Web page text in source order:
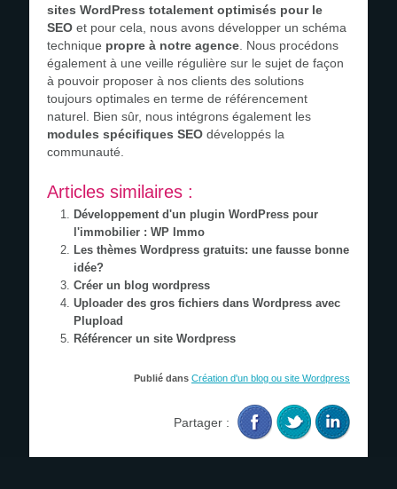
sites WordPress totalement optimisés pour le
SEO et pour cela, nous avons développer un schéma
technique propre à notre agence . Nous procédons
également à une veille régulière sur le sujet de façon
à pouvoir proposer à nos clients des solutions
toujours optimales en terme de référencement
naturel. Bien sûr, nous intégrons également les
modules spécifiques SEO développés la
communauté.
Articles similaires :
Développement d'un plugin WordPress pour
l'immobilier : WP Immo
Les thèmes Wordpress gratuits: une fausse bonne
idée?
Créer un blog wordpress
Uploader des gros fichiers dans Wordpress avec
Plupload
Référencer un site Wordpress
Publié dans Création d'un blog ou site Wordpress
Partager :